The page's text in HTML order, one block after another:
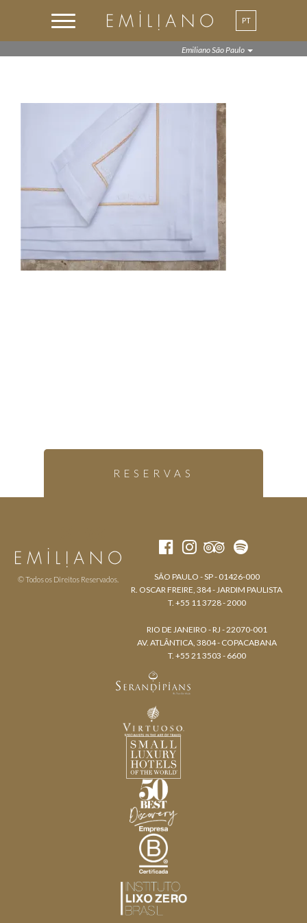
PT
EN
Emiliano São Paulo
RESERVAS
© Todos os Direitos Reservados.
SÃO PAULO - SP - 01426-000
R. OSCAR FREIRE, 384 - JARDIM PAULISTA
T. +55 11 3728 - 2000
RIO DE JANEIRO - RJ - 22070-001
AV. ATLÂNTICA, 3804 - COPACABANA
T. +55 21 3503 - 6600